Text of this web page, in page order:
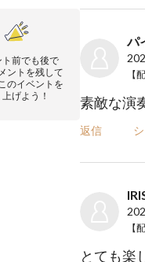
ト前でも後で
ントを残して
のイベントを
げよう！
パ
素敵な演
返信
とても楽